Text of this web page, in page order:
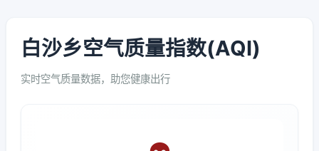
白沙乡空气质量指数(AQI)
实时空气质量数据，助您健康出行